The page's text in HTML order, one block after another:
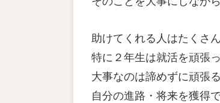
助けてくれる人はたくさん
特に２年生は就活を頑張
大事なのは諦めずに頑張る
自分の進路・将来を獲得